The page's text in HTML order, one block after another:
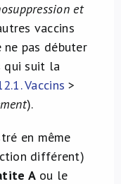
et
vaccins
pas débuter
qui suit la
Vaccins >
).
en même
différent)
Aou le